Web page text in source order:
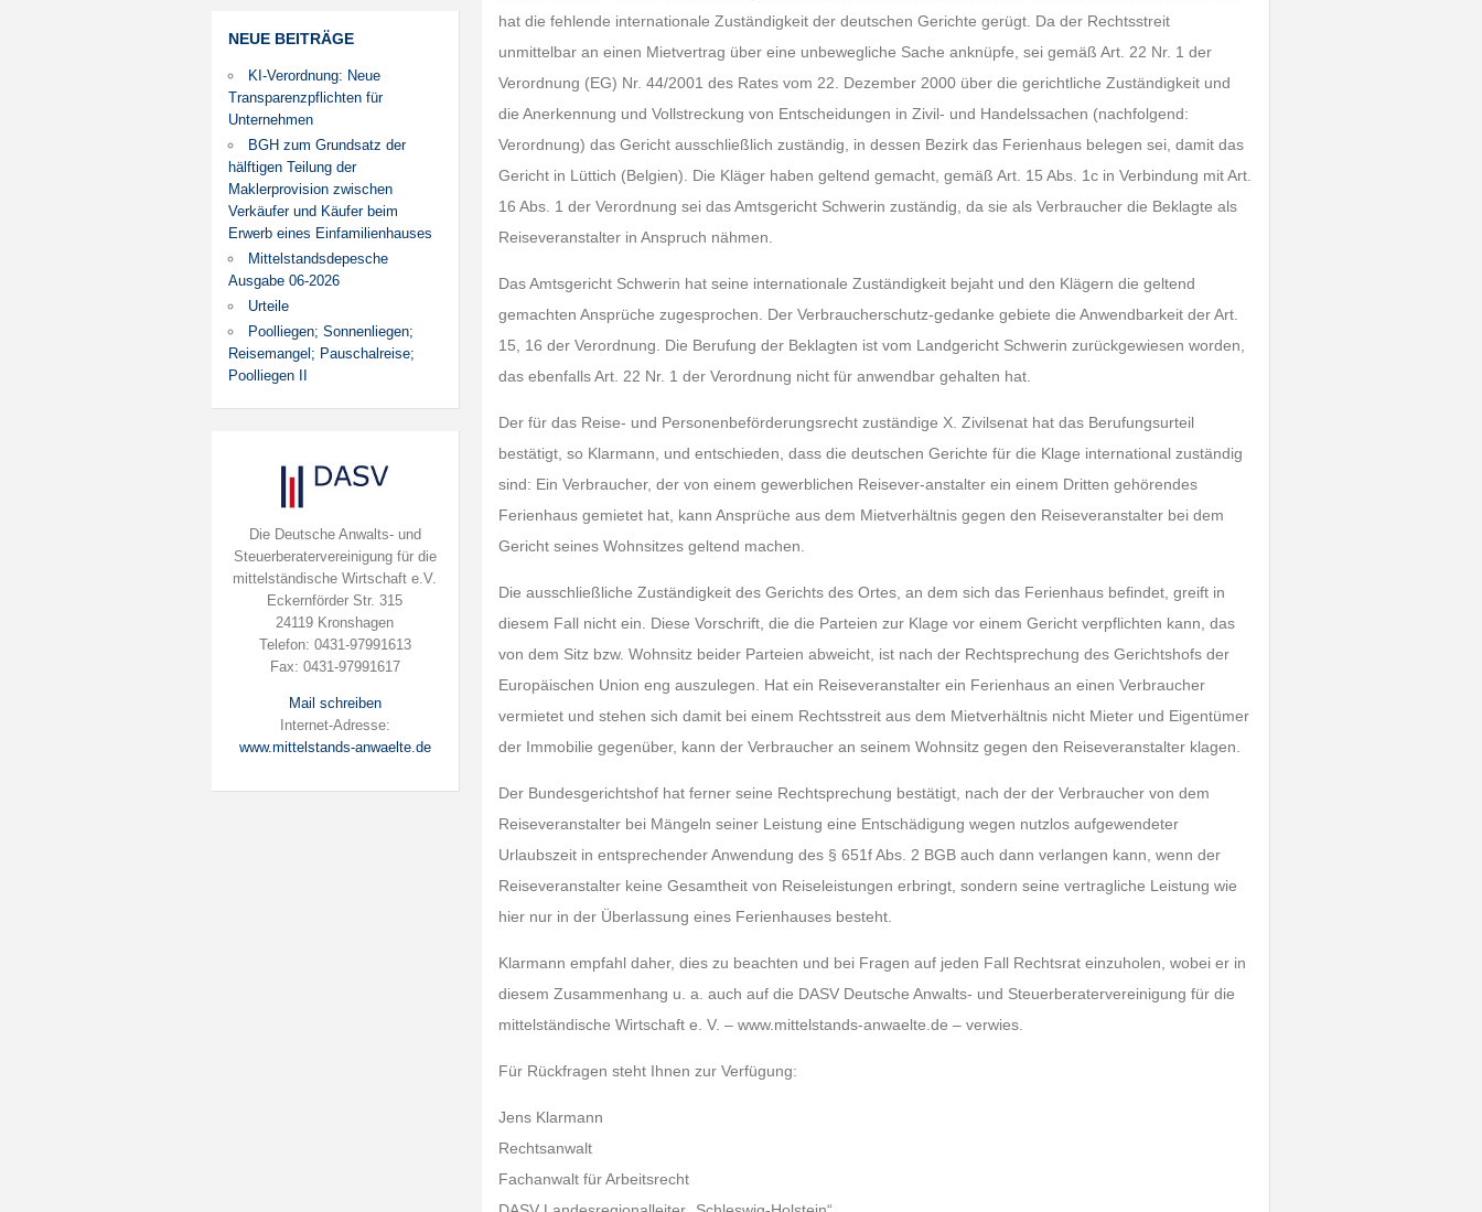
NEUE BEITRÄGE
KI-Verordnung: Neue
Transparenzpflichten für
Unternehmen
BGH zum Grundsatz der
hälftigen Teilung der
Maklerprovision zwischen
Verkäufer und Käufer beim
Erwerb eines Einfamilienhauses
Mittelstandsdepesche
Ausgabe 06-2026
Urteile
Poolliegen; Sonnenliegen;
Reisemangel; Pauschalreise;
Poolliegen II
Die Deutsche Anwalts- und
Steuerberatervereinigung für die
mittelständische Wirtschaft e.V.
Eckernförder Str. 315
24119 Kronshagen
Telefon: 0431-97991613
Fax: 0431-97991617
Mail schreiben
Internet-Adresse:
www.mittelstands-anwaelte.de
hat die fehlende internationale Zuständigkeit der deutschen Gerichte gerügt. Da der Rechtsstreit
unmittelbar an einen Mietvertrag über eine unbewegliche Sache anknüpfe, sei gemäß Art. 22 Nr. 1 der
Verordnung (EG) Nr. 44/2001 des Rates vom 22. Dezember 2000 über die gerichtliche Zuständigkeit und
die Anerkennung und Vollstreckung von Entscheidungen in Zivil- und Handelssachen (nachfolgend:
Verordnung) das Gericht ausschließlich zuständig, in dessen Bezirk das Ferienhaus belegen sei, damit das
Gericht in Lüttich (Belgien). Die Kläger haben geltend gemacht, gemäß Art. 15 Abs. 1c in Verbindung mit Art.
16 Abs. 1 der Verordnung sei das Amtsgericht Schwerin zuständig, da sie als Verbraucher die Beklagte als
Reiseveranstalter in Anspruch nähmen.
Das Amtsgericht Schwerin hat seine internationale Zuständigkeit bejaht und den Klägern die geltend
gemachten Ansprüche zugesprochen. Der Verbraucherschutz-gedanke gebiete die Anwendbarkeit der Art.
15, 16 der Verordnung. Die Berufung der Beklagten ist vom Landgericht Schwerin zurückgewiesen worden,
das ebenfalls Art. 22 Nr. 1 der Verordnung nicht für anwendbar gehalten hat.
Der für das Reise- und Personenbeförderungsrecht zuständige X. Zivilsenat hat das Berufungsurteil
bestätigt, so Klarmann, und entschieden, dass die deutschen Gerichte für die Klage international zuständig
sind: Ein Verbraucher, der von einem gewerblichen Reisever-anstalter ein einem Dritten gehörendes
Ferienhaus gemietet hat, kann Ansprüche aus dem Mietverhältnis gegen den Reiseveranstalter bei dem
Gericht seines Wohnsitzes geltend machen.
Die ausschließliche Zuständigkeit des Gerichts des Ortes, an dem sich das Ferienhaus befindet, greift in
diesem Fall nicht ein. Diese Vorschrift, die die Parteien zur Klage vor einem Gericht verpflichten kann, das
von dem Sitz bzw. Wohnsitz beider Parteien abweicht, ist nach der Rechtsprechung des Gerichtshofs der
Europäischen Union eng auszulegen. Hat ein Reiseveranstalter ein Ferienhaus an einen Verbraucher
vermietet und stehen sich damit bei einem Rechtsstreit aus dem Mietverhältnis nicht Mieter und Eigentümer
der Immobilie gegenüber, kann der Verbraucher an seinem Wohnsitz gegen den Reiseveranstalter klagen.
Der Bundesgerichtshof hat ferner seine Rechtsprechung bestätigt, nach der der Verbraucher von dem
Reiseveranstalter bei Mängeln seiner Leistung eine Entschädigung wegen nutzlos aufgewendeter
Urlaubszeit in entsprechender Anwendung des § 651f Abs. 2 BGB auch dann verlangen kann, wenn der
Reiseveranstalter keine Gesamtheit von Reiseleistungen erbringt, sondern seine vertragliche Leistung wie
hier nur in der Überlassung eines Ferienhauses besteht.
Klarmann empfahl daher, dies zu beachten und bei Fragen auf jeden Fall Rechtsrat einzuholen, wobei er in
diesem Zusammenhang u. a. auch auf die DASV Deutsche Anwalts- und Steuerberatervereinigung für die
mittelständische Wirtschaft e. V. – www.mittelstands-anwaelte.de – verwies.
Für Rückfragen steht Ihnen zur Verfügung:
Jens Klarmann
Rechtsanwalt
Fachanwalt für Arbeitsrecht